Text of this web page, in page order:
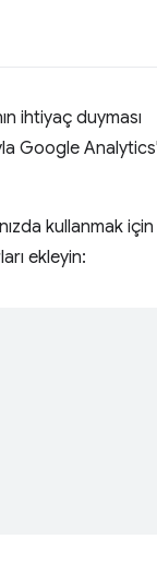
ihtiyaç duyması
Google
kullanmak için
ekleyin: